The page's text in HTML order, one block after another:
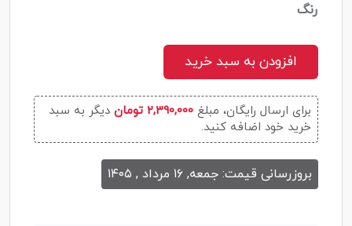
رنگ
افزودن به سبد خرید
برای ارسال رایگان، مبلغ 2,390,000 تومان
دیگر به سبد
خرید خود اضافه کنید.
بروزرسانی قیمت: جمعه, ۱۶ مرداد , ۱۴۰۵